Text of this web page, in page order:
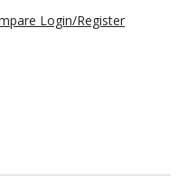
Login/Register